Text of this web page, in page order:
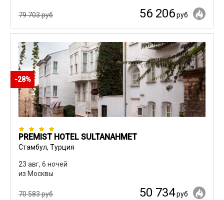
79 703 руб 56 206руб
-28%
PREMIST HOTEL SULTANAHMET
Стамбул, Турция
23 авг, 6 ночей
из Москвы
70 583 руб 50 734руб